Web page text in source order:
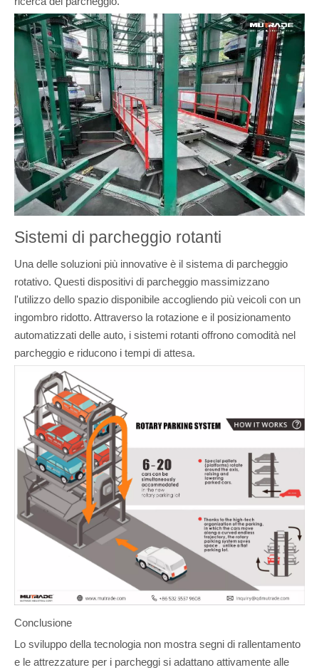
Sistemi di parcheggio rotanti
Una delle soluzioni più innovative è il sistema di parcheggio
rotativo. Questi dispositivi di parcheggio massimizzano
l'utilizzo dello spazio disponibile accogliendo più veicoli con un
ingombro ridotto. Attraverso la rotazione e il posizionamento
automatizzati delle auto, i sistemi rotanti offrono comodità nel
parcheggio e riducono i tempi di attesa.
Conclusione
Lo sviluppo della tecnologia non mostra segni di rallentamento
e le attrezzature per i parcheggi si adattano attivamente alle